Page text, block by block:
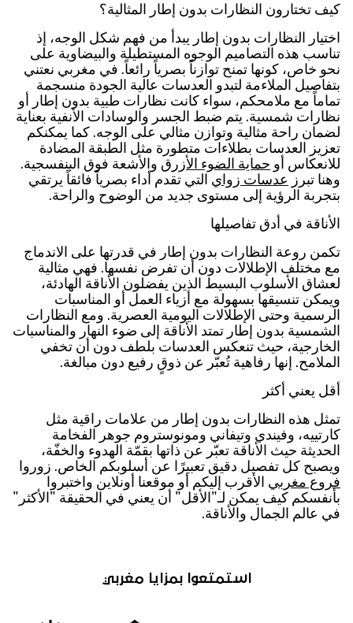
كيف تختارون النظارات بدون إطار المثالية؟
اختيار النظارات بدون إطار يبدأ من فهم شكل الوجه، إذ
تناسب هذه التصاميم الوجوه المستطيلة والبيضاوية على
نحو خاص، كونها تمنح توازناً بصرياً رائعاً. في مغربي نعتني
بتفاصيل الملاءمة لتبدو العدسات عالية الجودة منسجمة
تماماً مع ملامحكم، سواء كانت نظارات طبية بدون إطار أو
نظارات شمسية. يتم ضبط الجسر والوسادات الأنفية بعناية
لضمان راحة مثالية وتوازن مثالي على الوجه. كما يمكنكم
تعزيز العدسات بطلاءات متطورة مثل الطبقة المضادة
للانعكاس أو حماية الضوء الأزرق والأشعة فوق البنفسجية.
وهنا تبرز عدسات زواي التي تقدم أداء بصرياً فائقاً يرتقي
بتجربة الرؤية إلى مستوى جديد من الوضوح والراحة.
الأناقة في أدق تفاصيلها
تكمن روعة النظارات بدون إطار في قدرتها على الاندماج
مع مختلف الإطلالات دون أن تفرض نفسها. فهي مثالية
لعشاق الأسلوب البسيط الذين يفضلون الأناقة الهادئة،
ويمكن تنسيقها بسهولة مع أزياء العمل أو المناسبات
الرسمية وحتى الإطلالات اليومية العصرية. ومع النظارات
الشمسية بدون إطار تمتد الأناقة إلى ضوء النهار والمناسبات
الخارجية، حيث تنعكس العدسات بلطف دون أن تخفي
الملامح. إنها رفاهية تُعبّر عن ذوقٍ رفيع دون مبالغة.
أقل يعني أكثر
تمثل هذه النظارات بدون إطار من علامات راقية مثل
كارتييه، وفيندي وتيفاني ومونوستروم جوهر الفخامة
الحديثة حيث الأناقة تعبّر عن ذاتها بقمّة الهدوء والخفّة،
ويصبح كل تفصيل دقيق تعبيرًا عن أسلوبكم الخاص. زوروا
فروع مغربي الأقرب إليكم أو موقعنا أونلاين واختبروا
بأنفسكم كيف يمكن لـ"الأقل" أن يعني في الحقيقة "الأكثر"
في عالم الجمال والأناقة.
استمتعوا بمزايا مغربي